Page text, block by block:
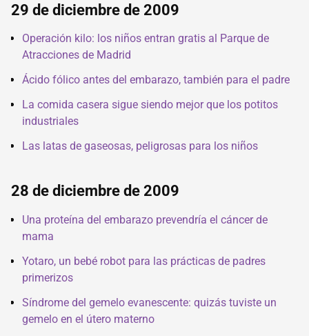
29 de diciembre de 2009
Operación kilo: los niños entran gratis al Parque de
Atracciones de Madrid
Ácido fólico antes del embarazo, también para el padre
La comida casera sigue siendo mejor que los potitos
industriales
Las latas de gaseosas, peligrosas para los niños
28 de diciembre de 2009
Una proteína del embarazo prevendría el cáncer de
mama
Yotaro, un bebé robot para las prácticas de padres
primerizos
Síndrome del gemelo evanescente: quizás tuviste un
gemelo en el útero materno